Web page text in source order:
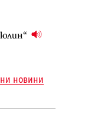
новини